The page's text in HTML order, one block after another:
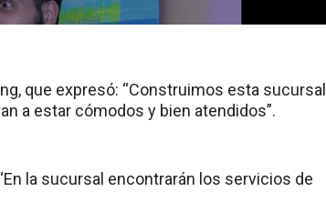
que expresó: “Construimos esta sucursal
a estar cómodos y bien atendidos”.
la sucursal encontrarán los servicios de